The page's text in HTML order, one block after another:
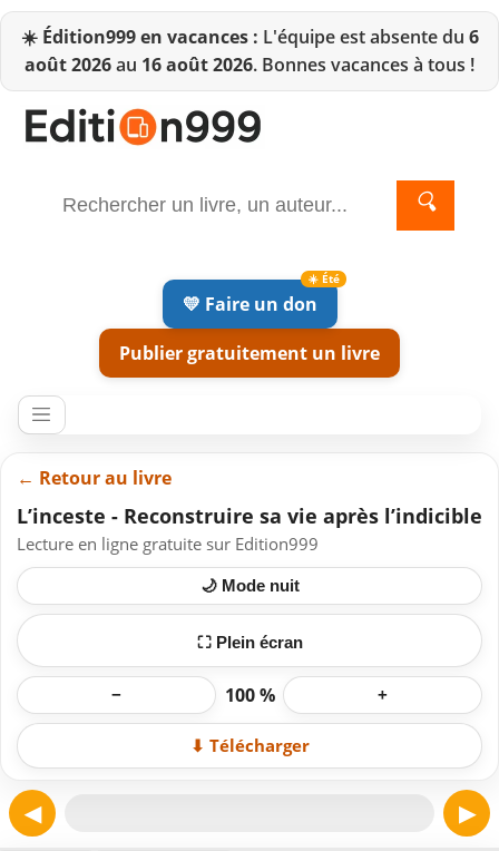
☀️ Édition999 en vacances : L'équipe est absente du 6
août 2026au 16 août 2026. Bonnes vacances à tous !
🔍
💛 Faire un don
Publier gratuitement un livre
← Retour au livre
L’inceste - Reconstruire sa vie après l’indicible
Lecture en ligne gratuite sur Edition999
🌙 Mode nuit
⛶ Plein écran
− 100 % +
⬇ Télécharger
◀ ▶